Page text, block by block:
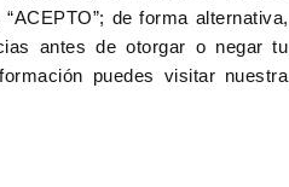
de forma alternativa,
antes de otorgar o negar tu
puedes visitar nuestra
Inscripción a eventos